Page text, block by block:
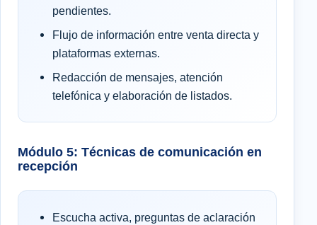
pendientes.
Flujo de información entre venta directa y
plataformas externas.
Redacción de mensajes, atención
telefónica y elaboración de listados.
Módulo 5: Técnicas de comunicación en
recepción
Escucha activa, preguntas de aclaración